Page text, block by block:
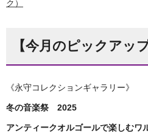
ク）
【今月のピックアップ
《永守コレクションギャラリー》
冬の音楽祭 2025
アンティークオルゴールで楽しむワ